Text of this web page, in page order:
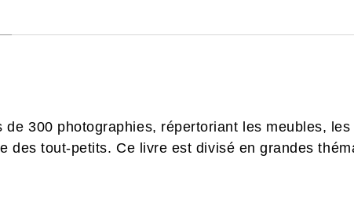
de 300 photographies, répertoriant les meubles,
des tout-petits. Ce livre est divisé en grandes